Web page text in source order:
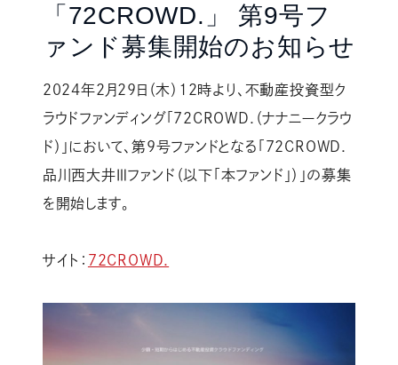
「72CROWD.」 第9号フ
ァンド募集開始のお知らせ
2024年2月29日（木）12時より、不動産投資型ク
ラウドファンディング「72CROWD.（ナナニークラウ
ド）」において、第9号ファンドとなる「72CROWD.
品川西大井Ⅲファンド（以下「本ファンド」）」の募集
を開始します。
サイト： 72CROWD.